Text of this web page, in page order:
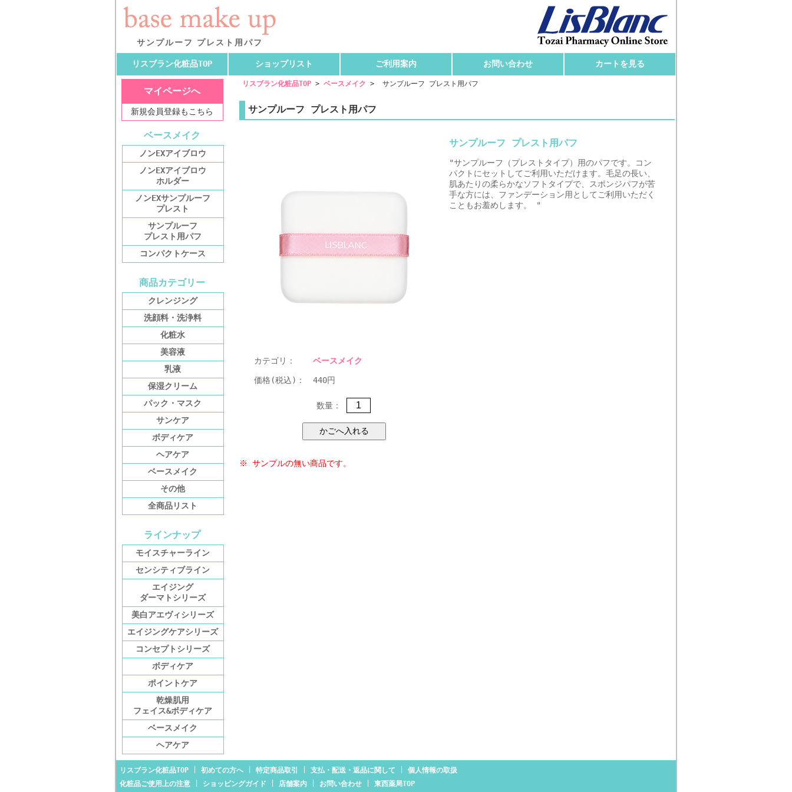
サンプルーフ プレスト用パフ
リスブラン化粧品TOP ショップリスト ご利用案内 お問い合わせ カートを見る
リスブラン化粧品TOP > ベースメイク > サンプルーフ プレスト用パフ
サンプルーフ プレスト用パフ
カテゴリ： ベースメイク
価格(税込)： 440円
数量：
※ サンプルの無い商品です。
サンプルーフ プレスト用パフ
"サンプルーフ（プレストタイプ）用のパフです。コン
パクトにセットしてご利用いただけます。毛足の長い、
肌あたりの柔らかなソフトタイプで、スポンジパフが苦
手な方には、ファンデーション用としてご利用いただく
こともお羞めします。 "
マイページへ
新規会員登録もこちら
ベースメイク
ノンEXアイブロウ
ノンEXアイブロウ
ホルダー
ノンEXサンプルーフ
プレスト
サンプルーフ
プレスト用パフ
コンパクトケース
商品カテゴリー
クレンジング
洗顔料・洗浄料
化粧水
美容液
乳液
保湿クリーム
パック・マスク
サンケア
ボディケア
ヘアケア
ベースメイク
その他
全商品リスト
ラインナップ
モイスチャーライン
センシティブライン
エイジング
ダーマトシリーズ
美白アエヴィシリーズ
エイジングケアシリーズ
コンセプトシリーズ
ボディケア
ポイントケア
乾燥肌用
フェイス&ボディケア
ベースメイク
ヘアケア
リスブラン化粧品TOP 初めての方へ 特定商品取引 支払・配送・返品に関して
個人情報の取扱
化粧品ご使用上の注意
ショッピングガイド 店舗案内 お問い合わせ 東西薬局TOP